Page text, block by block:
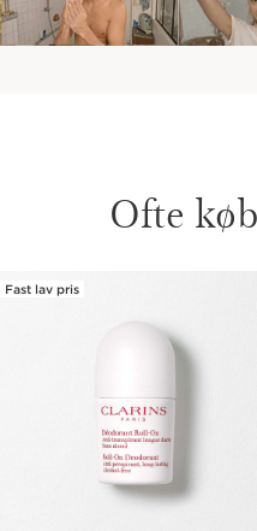
Ofte
HOP TIL INDHOLD
Fast lav pris